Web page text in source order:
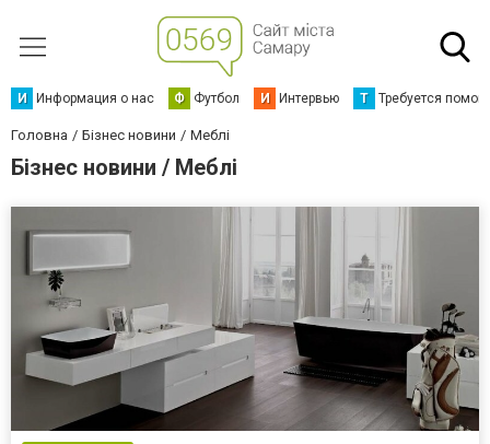
И Информация о нас Ф Футбол И Интервью Т Требуется
Головна Бізнес новини Меблі
Бізнес новини / Меблі